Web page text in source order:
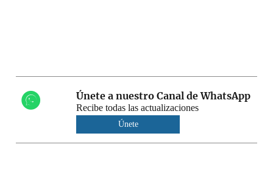
Únete a nuestro Canal de WhatsApp
Recibe todas las actualizaciones
Únete